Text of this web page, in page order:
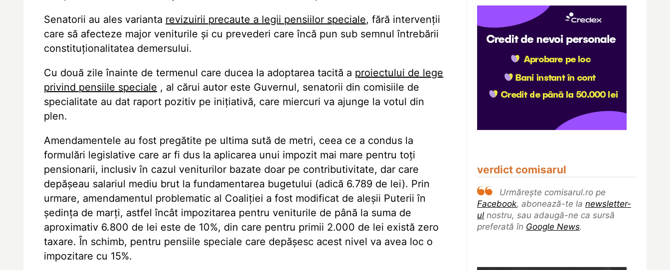
verdict comisarul
Urmărește comisarul.ro pe
Facebook, abonează-te la newsletter-
ul nostru, sau adaugă-ne ca sursă
preferată în Google News.
Senatorii au ales varianta revizuirii precaute a legii pensiilor speciale, fără intervenții
care să afecteze major veniturile și cu prevederi care încă pun sub semnul întrebării
constituționalitatea demersului.
Cu două zile înainte de termenul care ducea la adoptarea tacită a proiectului de lege
privind pensiile speciale , al cărui autor este Guvernul, senatorii din comisiile de
specialitate au dat raport pozitiv pe inițiativă, care miercuri va ajunge la votul din
plen.
Amendamentele au fost pregătite pe ultima sută de metri, ceea ce a condus la
formulări legislative care ar fi dus la aplicarea unui impozit mai mare pentru toți
pensionarii, inclusiv în cazul veniturilor bazate doar pe contributivitate, dar care
depășeau salariul mediu brut la fundamentarea bugetului (adică 6.789 de lei). Prin
urmare, amendamentul problematic al Coaliției a fost modificat de aleșii Puterii în
ședința de marți, astfel încât impozitarea pentru veniturile de până la suma de
aproximativ 6.800 de lei este de 10%, din care pentru primii 2.000 de lei există zero
taxare. În schimb, pentru pensiile speciale care depășesc acest nivel va avea loc o
impozitare cu 15%.